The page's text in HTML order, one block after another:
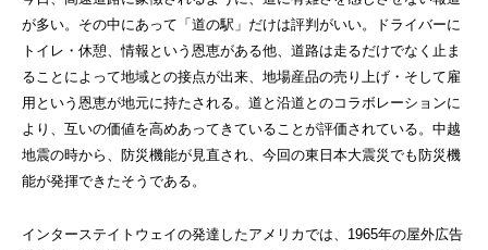
が多い。その中にあって「道の駅」だけは評判がいい。ドライバーに
トイレ・休憩、情報という恩恵がある他、道路は走るだけでなく止ま
ることによって地域との接点が出来、地場産品の売り上げ・そして雇
用という恩恵が地元に持たされる。道と沿道とのコラボレーションに
より、互いの価値を高めあってきていることが評価されている。中越
地震の時から、防災機能が見直され、今回の東日本大震災でも防災機
能が発揮できたそうである。
インターステイトウェイの発達したアメリカでは、1965年の屋外広告